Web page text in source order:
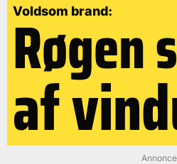
Voldsom brand:
Røgen
af
Annonce